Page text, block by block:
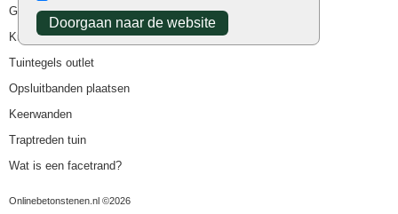
Doorgaan naar de website
Goedkope tuintegels
Kunstgras
Tuintegels outlet
Opsluitbanden plaatsen
Keerwanden
Traptreden tuin
Wat is een facetrand?
Onlinebetonstenen.nl ©2026